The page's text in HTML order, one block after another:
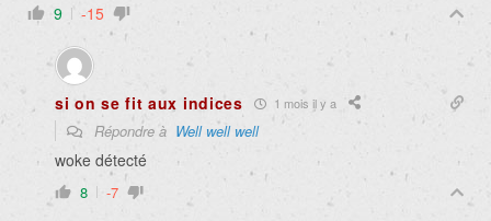
9 -15
si on se fit aux indices 1 mois il y a
Répondre à Well well well
woke détecté
8 -7